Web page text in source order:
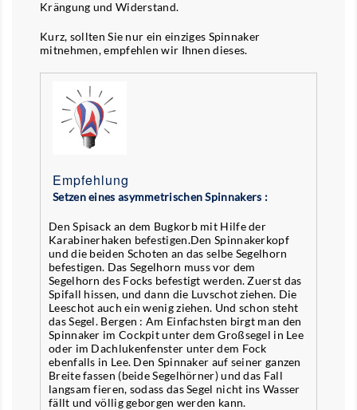
Krängung und Widerstand.
Kurz, sollten Sie nur ein einziges Spinnaker
mitnehmen, empfehlen wir Ihnen dieses.
Empfehlung
Setzen eines asymmetrischen Spinnakers :
Den Spisack an dem Bugkorb mit Hilfe der
Karabinerhaken befestigen.Den Spinnakerkopf
und die beiden Schoten an das selbe Segelhorn
befestigen. Das Segelhorn muss vor dem
Segelhorn des Focks befestigt werden. Zuerst das
Spifall hissen, und dann die Luvschot ziehen. Die
Leeschot auch ein wenig ziehen. Und schon steht
das Segel. Bergen : Am Einfachsten birgt man den
Spinnaker im Cockpit unter dem Großsegel in Lee
oder im Dachlukenfenster unter dem Fock
ebenfalls in Lee. Den Spinnaker auf seiner ganzen
Breite fassen (beide Segelhörner) und das Fall
langsam fieren, sodass das Segel nicht ins Wasser
fällt und völlig geborgen werden kann.